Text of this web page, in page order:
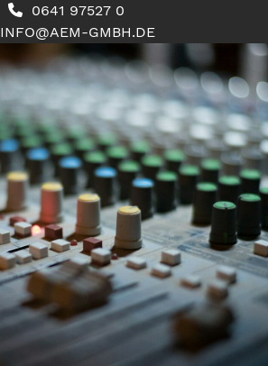
0641 97527 0
INFO@AEM-GMBH.DE